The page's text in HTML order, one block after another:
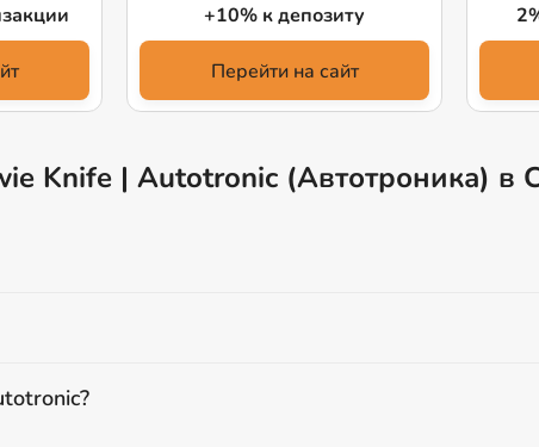
+10% к депозиту
Перейти на сайт
Knife | Autotronic (Автотроника) в